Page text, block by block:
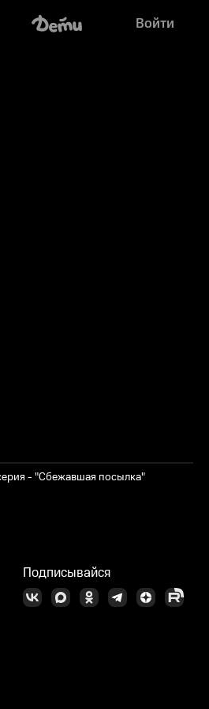
Войти
- "Сбежавшая посылка"
Подписывайся